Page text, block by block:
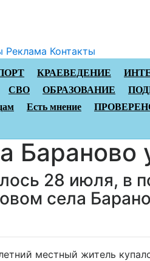
Реклама Контакты
КРАЕВЕДЕНИЕ
СВО ОБРАЗОВАНИЕ
Есть мнение
Бараново
28 июля, в
села
местный житель